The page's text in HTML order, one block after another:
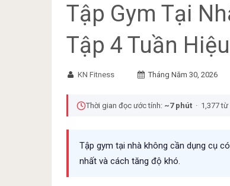
Tập Gym Tại
Tập 4 Tuần
KN Fitness Tháng Năm 30, 2026
Thời gian đọc ước tính: ~7 phút · 1,377 từ
Tập gym tại nhà không cần dụng cụ
nhất và cách tăng độ khó.